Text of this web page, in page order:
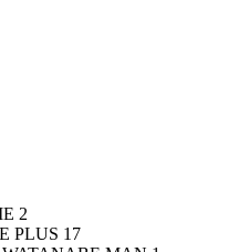
2
PLUS 17